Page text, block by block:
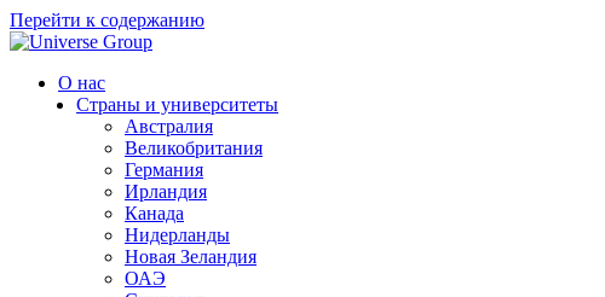
Перейти к содержанию
О нас
Страны и университеты
Австралия
Великобритания
Германия
Ирландия
Канада
Нидерланды
Новая Зеландия
ОАЭ